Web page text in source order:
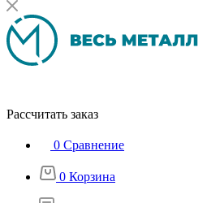
Рассчитать заказ
0 Сравнение
0 Корзина